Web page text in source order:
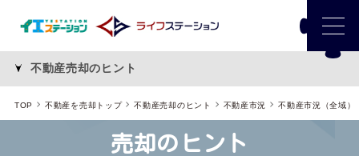
不動産売却のヒント
TOP 不動産を売却トップ 不動産売却のヒント 不動産市況 不動産市況（全域）
売却のヒント